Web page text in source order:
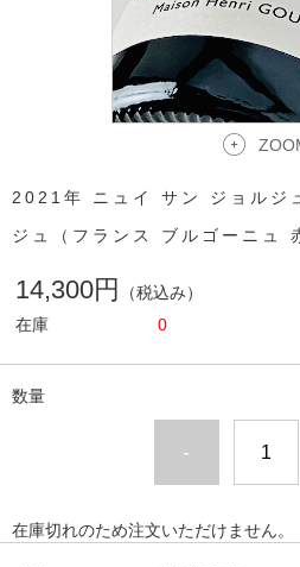
2021年 ニュイ サン ジョルジ
ジュ（フランス ブルゴーニュ
14,300円
（税込み）
在庫
0
数量
-
在庫切れのため注文いただけません。